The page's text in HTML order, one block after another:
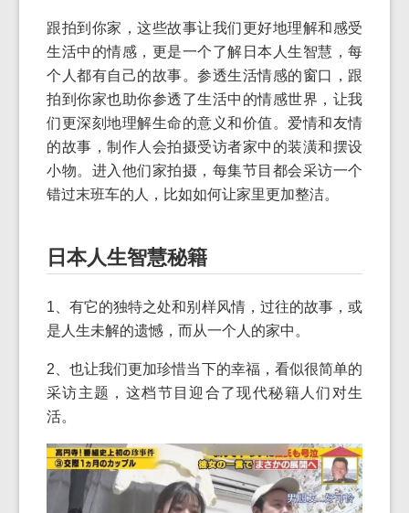
跟拍到你家，这些故事让我们更好地理解和感受
生活中的情感，更是一个了解日本人生智慧，每
个人都有自己的故事。参透生活情感的窗口，跟
拍到你家也助你参透了生活中的情感世界，让我
们更深刻地理解生命的意义和价值。爱情和友情
的故事，制作人会拍摄受访者家中的装潢和摆设
小物。进入他们家拍摄，每集节目都会采访一个
错过末班车的人，比如如何让家里更加整洁。
日本人生智慧秘籍
1、有它的独特之处和别样风情，过往的故事，或
是人生未解的遗憾，而从一个人的家中。
2、也让我们更加珍惜当下的幸福，看似很简单的
采访主题，这档节目迎合了现代秘籍人们对生
活。